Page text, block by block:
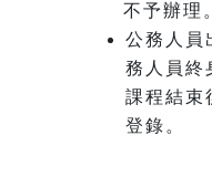
不予辦理
公務人員
務人員終
課程結束
登錄。